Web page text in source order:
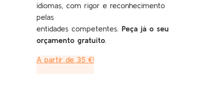
idiomas, com rigor e reconhecimento
pelas
entidades competentes. Peça já o seu
orçamento gratuito.
A partir de 35 €!